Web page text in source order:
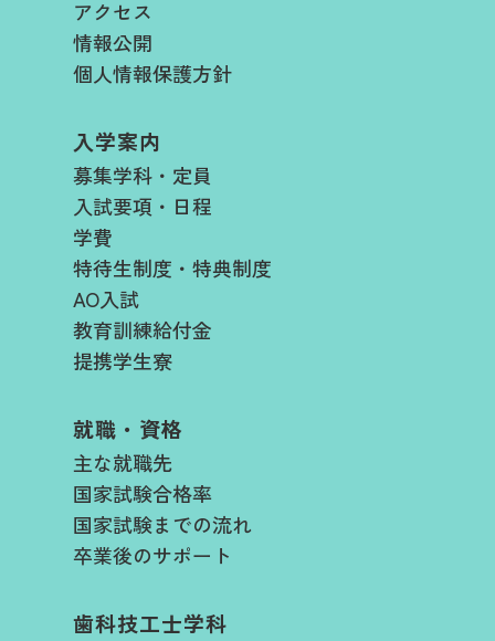
アクセス
情報公開
個人情報保護方針
入学案内
募集学科・定員
入試要項・日程​
学費​
特待生制度・特典制度
AO入試
教育訓練給付金
提携学生寮
就職・資格
主な就職先
国家試験合格率
国家試験までの流れ
卒業後のサポート
歯科技工士学科